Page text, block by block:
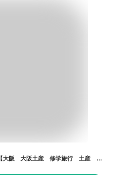
たこべい三兄弟（36袋入）【大阪 大阪土産 修学旅行 土産 大阪名物 】